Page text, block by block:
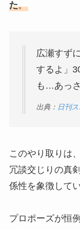
た。
広瀬すず
するよ」
も…あっ
出典： 日刊
このやり取りは
冗談交じりの真
係性を象徴してい
プロポーズが恒